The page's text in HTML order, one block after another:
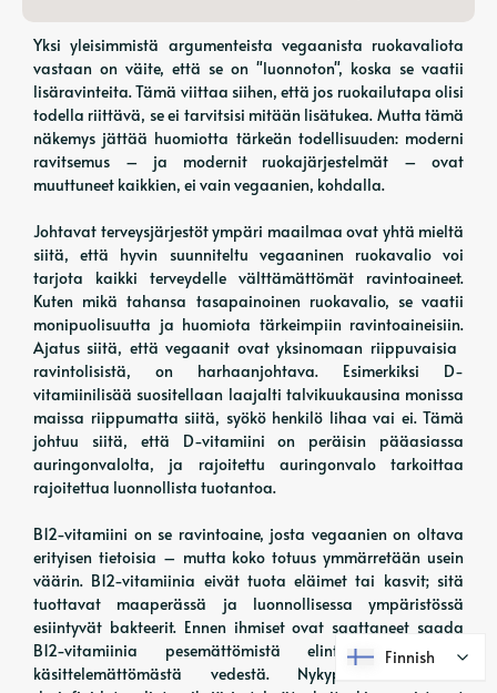
Yksi yleisimmistä argumenteista vegaanista ruokavaliota
vastaan ​​on väite, että se on "luonnoton", koska se vaatii
lisäravinteita. Tämä viittaa siihen, että jos ruokailutapa olisi
todella riittävä, se ei tarvitsisi mitään lisätukea. Mutta tämä
näkemys jättää huomiotta tärkeän todellisuuden: moderni
ravitsemus – ja modernit ruokajärjestelmät – ovat
muuttuneet kaikkien, ei vain vegaanien, kohdalla.
Johtavat terveysjärjestöt ympäri maailmaa ovat yhtä mieltä
siitä, että hyvin suunniteltu vegaaninen ruokavalio voi
tarjota kaikki terveydelle välttämättömät ravintoaineet.
Kuten mikä tahansa tasapainoinen ruokavalio, se vaatii
monipuolisuutta ja huomiota tärkeimpiin ravintoaineisiin.
Ajatus siitä, että vegaanit ovat yksinomaan riippuvaisia ​​
ravintolisistä, on harhaanjohtava. Esimerkiksi D-
vitamiinilisää suositellaan laajalti talvikuukausina monissa
maissa riippumatta siitä, syökö henkilö lihaa vai ei. Tämä
johtuu siitä, että D-vitamiini on peräisin pääasiassa
auringonvalolta, ja rajoitettu auringonvalo tarkoittaa
rajoitettua luonnollista tuotantoa.
B12-vitamiini on se ravintoaine, josta vegaanien on oltava
erityisen tietoisia – mutta koko totuus ymmärretään usein
väärin. B12-vitamiinia eivät tuota eläimet tai kasvit; sitä
tuottavat maaperässä ja luonnollisessa ympäristössä
esiintyvät bakteerit. Ennen ihmiset ovat saattaneet saada
B12-vitamiinia pesemättömistä elintarvikkeista tai
käsittelemättömästä vedestä. Nykypäivän erittäin
Finnish
Finnish